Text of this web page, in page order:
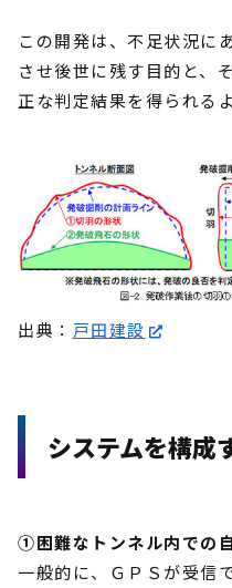
この開発は、不足状況に
させ後世に残す目的と、
正な判定結果を得られる
出典： 戸田建設
システムを構成
①困難なトンネル内での
一般的に、ＧＰＳが受信